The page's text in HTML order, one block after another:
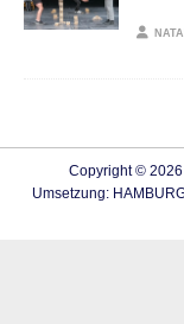
Copyright ©
Umsetzung: